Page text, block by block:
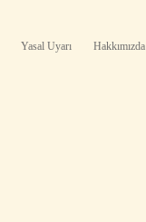
Yasal Uyarı Hakkımızda